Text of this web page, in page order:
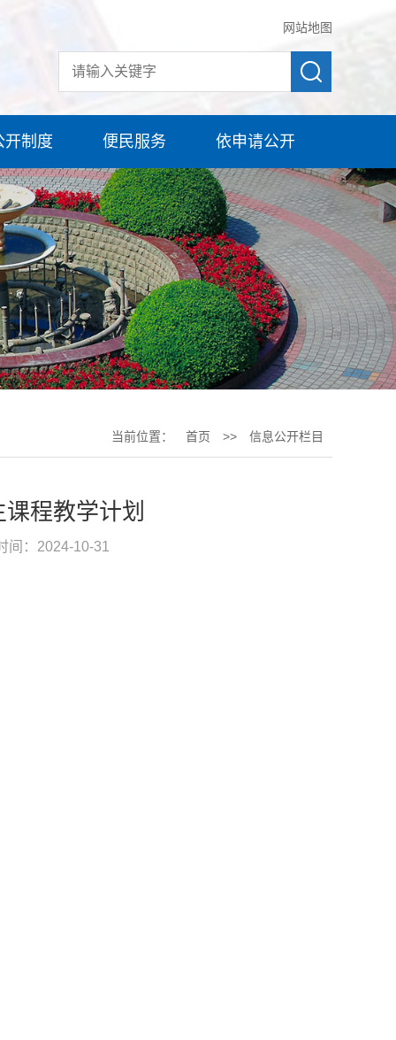
网站地图
开制度 便民服务 依申请公开
当前位置： 首页 >> 信息公开栏目
程教学计划
间：2024-10-31